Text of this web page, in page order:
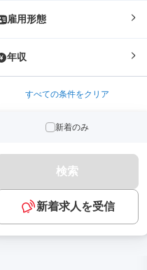
雇用形態
年収
すべての条件をクリア
新着のみ
検索
新着求人を受信